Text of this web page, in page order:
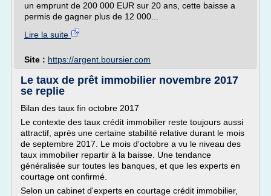
un emprunt de 200 000 EUR sur 20 ans, cette baisse a
permis de gagner plus de 12 000...
Lire la suite
Site : https://argent.boursier.com
Le taux de prêt immobilier novembre 2017
se replie
Bilan des taux fin octobre 2017
Le contexte des taux crédit immobilier reste toujours aussi
attractif, après une certaine stabilité relative durant le mois
de septembre 2017. Le mois d'octobre a vu le niveau des
taux immobilier repartir à la baisse. Une tendance
généralisée sur toutes les banques, et que les experts en
courtage ont confirmé.
Selon un cabinet d'experts en courtage crédit immobilier,